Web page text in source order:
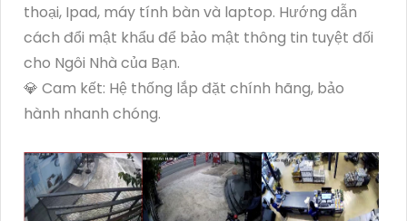
thoại, Ipad, máy tính bàn và laptop. Hướng dẫn
cách đổi mật khẩu để bảo mật thông tin tuyệt đối
cho Ngôi Nhà của Bạn.
💎 Cam kết: Hệ thống lắp đặt chính hãng, bảo
hành nhanh chóng.